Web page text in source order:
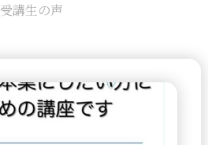
受講生の声